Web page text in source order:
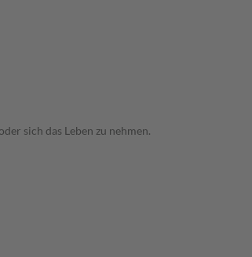
sich das Leben zu nehmen.